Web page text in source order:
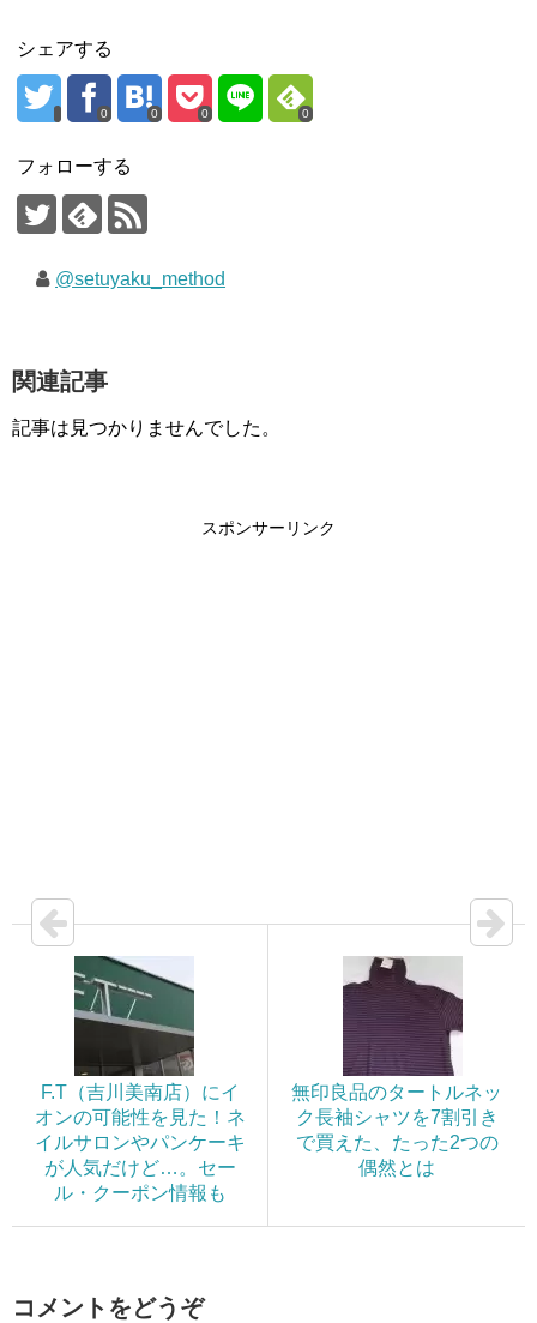
シェアする
0 0 0 0
フォローする
@setuyaku_method
関連記事
記事は見つかりませんでした。
スポンサーリンク
F.T（吉川美南店）にイ
オンの可能性を見た！ネ
イルサロンやパンケーキ
が人気だけど…。セー
ル・クーポン情報も
無印良品のタートルネッ
ク長袖シャツを7割引き
で買えた、たった2つの
偶然とは
コメントをどうぞ